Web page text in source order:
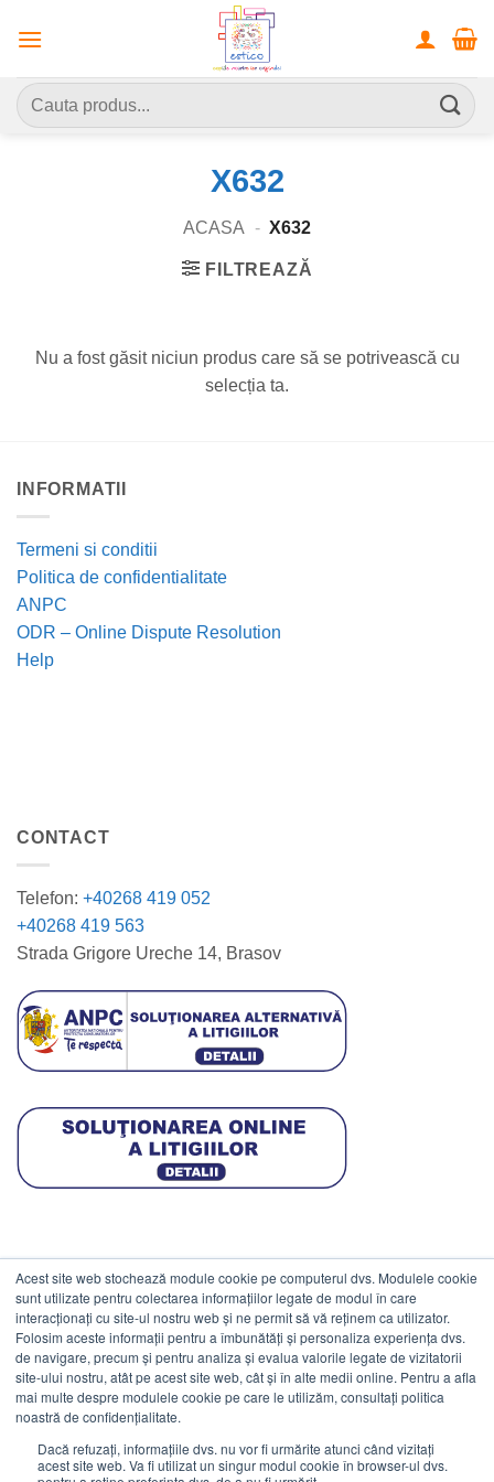
Acest site web stochează module cookie pe computerul dvs. Modulele cookie
sunt utilizate pentru colectarea informațiilor legate de modul în care
interacționați cu site-ul nostru web și ne permit să vă reținem ca utilizator.
Folosim aceste informații pentru a îmbunătăți și personaliza experiența dvs.
de navigare, precum și pentru analiza și evalua valorile legate de vizitatorii
site-ului nostru, atât pe acest site web, cât și în alte medii online. Pentru a afla
mai multe despre modulele cookie pe care le utilizăm, consultați politica
noastră de confidențialitate.
Dacă refuzați, informațiile dvs. nu vor fi urmărite atunci când vizitați
acest site web. Va fi utilizat un singur modul cookie în browser-ul dvs.
Caută
după:
X632
ACASA - X632
FILTREAZĂ
Nu a fost găsit niciun produs care să se potrivească cu
selecția ta.
INFORMATII
Termeni si conditii
Politica de confidentialitate
ANPC
ODR – Online Dispute Resolution
Help
CONTACT
Telefon: +40268 419 052
+40268 419 563
Strada Grigore Ureche 14, Brasov
DATE COMERCIALE
ESTICO S.R.L.
CIF: RO1094402.
Reg.Com: J08/469/1991.